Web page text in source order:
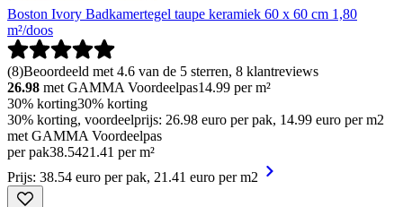
Boston Ivory Badkamertegel taupe keramiek 60 x 60 cm 1,80
m²/doos
(8)Beoordeeld met 4.6 van de 5 sterren, 8 klantreviews
26.98 met GAMMA Voordeelpas14.99 per m²
30% korting30% korting
30% korting, voordeelprijs: 26.98 euro per pak, 14.99 euro per m2
met GAMMA Voordeelpas
per pak38.5421.41 per m²
Prijs: 38.54 euro per pak, 21.41 euro per m2